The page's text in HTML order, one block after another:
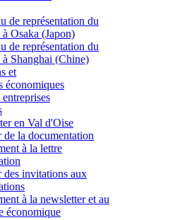
de représentation du
Osaka (Japon)
de représentation du
Shanghai (Chine)
et
économiques
en Val d'Oise
de la documentation
à la lettre
des invitations aux
à la newsletter et au
économique